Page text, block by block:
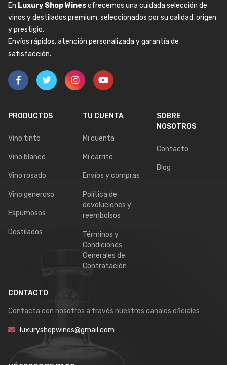
En Luxury Shop Winesofrecemos una cuidada selección de
vinos y destilados premium, seleccionados por su calidad, origen
y prestigio.
Envíos rápidos, atención personalizada y garantía de
satisfacción.
PRODUCTOS
Vino tinto
Vino blanco
Vino rosado
Vino generoso
Espumosos
Destilados
TU CUENTA
Mi cuenta
Mi carrito
Envíos y compras
Política de
devoluciones y
reembolsos
Términos y
Condiciones
Generales de
Contratación
SOBRE
NOSOTROS
Contacto
Blog
CONTACTO
Contacta con nosotros a través nuestros canales oficiales:
luxuryshopwines@gmail.com